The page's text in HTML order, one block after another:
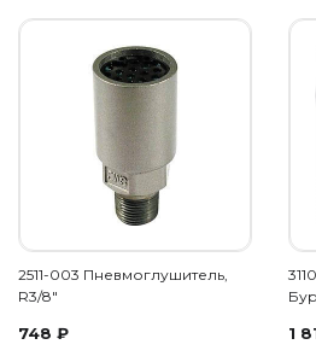
2511-003 Пневмоглушитель,
R3/8"
748 ₽ 1